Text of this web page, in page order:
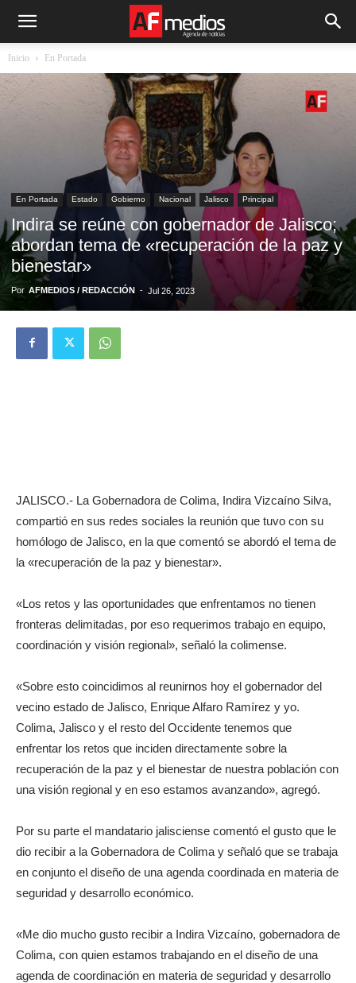
Inicio En Portada
En Portada Estado Gobierno Nacional Jalisco Principal
Indira se reúne con gobernador de Jalisco;
abordan tema de «recuperación de la paz y
bienestar»
Por AFMEDIOS / REDACCIÓN - Jul 26, 2023
JALISCO.- La Gobernadora de Colima, Indira Vizcaíno Silva,
compartió en sus redes sociales la reunión que tuvo con su
homólogo de Jalisco, en la que comentó se abordó el tema de
la «recuperación de la paz y bienestar».
«Los retos y las oportunidades que enfrentamos no tienen
fronteras delimitadas, por eso requerimos trabajo en equipo,
coordinación y visión regional», señaló la colimense.
«Sobre esto coincidimos al reunirnos hoy el gobernador del
vecino estado de Jalisco, Enrique Alfaro Ramírez y yo.
Colima, Jalisco y el resto del Occidente tenemos que
enfrentar los retos que inciden directamente sobre la
recuperación de la paz y el bienestar de nuestra población con
una visión regional y en eso estamos avanzando», agregó.
Por su parte el mandatario jalisciense comentó el gusto que le
dio recibir a la Gobernadora de Colima y señaló que se trabaja
en conjunto el diseño de una agenda coordinada en materia de
seguridad y desarrollo económico.
«Me dio mucho gusto recibir a Indira Vizcaíno, gobernadora de
Colima, con quien estamos trabajando en el diseño de una
agenda de coordinación en materia de seguridad y desarrollo